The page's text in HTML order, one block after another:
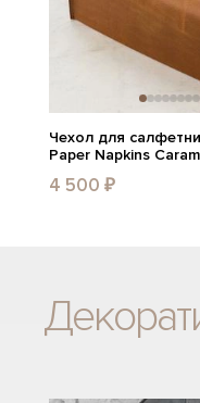
Чехол для
Paper Napkins
4 500 ₽